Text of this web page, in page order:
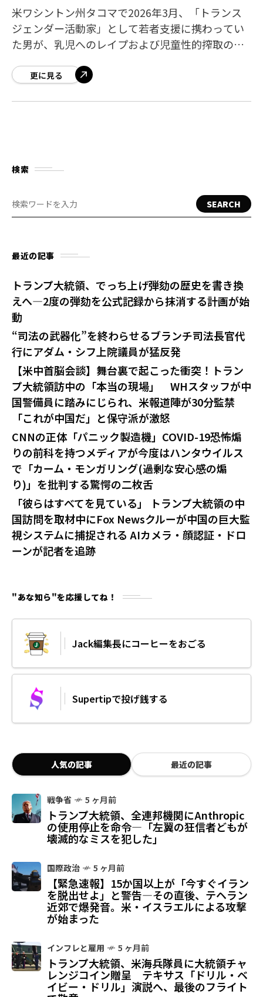
米ワシントン州タコマで2026年3月、「トランス
ジェンダー活動家」として若者支援に携わってい
た男が、乳児へのレイプおよび児童性的搾取の容
「若者の擁護者」を自称していた人物
更に見る
検索
SEARCH
最近の記事
トランプ大統領、でっち上げ弾劾の歴史を書き換
えへ—2度の弾劾を公式記録から抹消する計画が始
動
“司法の武器化”を終わらせるブランチ司法長官代
行にアダム・シフ上院議員が猛反発
【米中首脳会談】舞台裏で起こった衝突！トラン
プ大統領訪中の「本当の現場」 WHスタッフが中
国警備員に踏みにじられ、米報道陣が30分監禁
「これが中国だ」と保守派が激怒
CNNの正体「パニック製造機」COVID-19恐怖煽
りの前科を持つメディアが今度はハンタウイルス
で「カーム・モンガリング(過剰な安心感の煽
り)」を批判する驚愕の二枚舌
「彼らはすべてを見ている」 トランプ大統領の中
国訪問を取材中にFox Newsクルーが中国の巨大監
視システムに捕捉される AIカメラ・顔認証・ドロ
ーンが記者を追跡
"あな知ら"を応援してね！
Jack編集長にコーヒーをおごる
Supertipで投げ銭する
人気の記事 最近の記事
戦争省 5 ヶ月前
トランプ大統領、全連邦機関にAnthropic
の使用停止を命令—「左翼の狂信者どもが
壊滅的なミスを犯した」
国際政治 5 ヶ月前
【緊急速報】15か国以上が「今すぐイラン
を脱出せよ」と警告—その直後、テヘラン
近郊で爆発音。米・イスラエルによる攻撃
が始まった
インフレと雇用 5 ヶ月前
トランプ大統領、米海兵隊員に大統領チャ
レンジコイン贈呈 テキサス「ドリル・ベ
イビー・ドリル」演説へ、最後のフライト